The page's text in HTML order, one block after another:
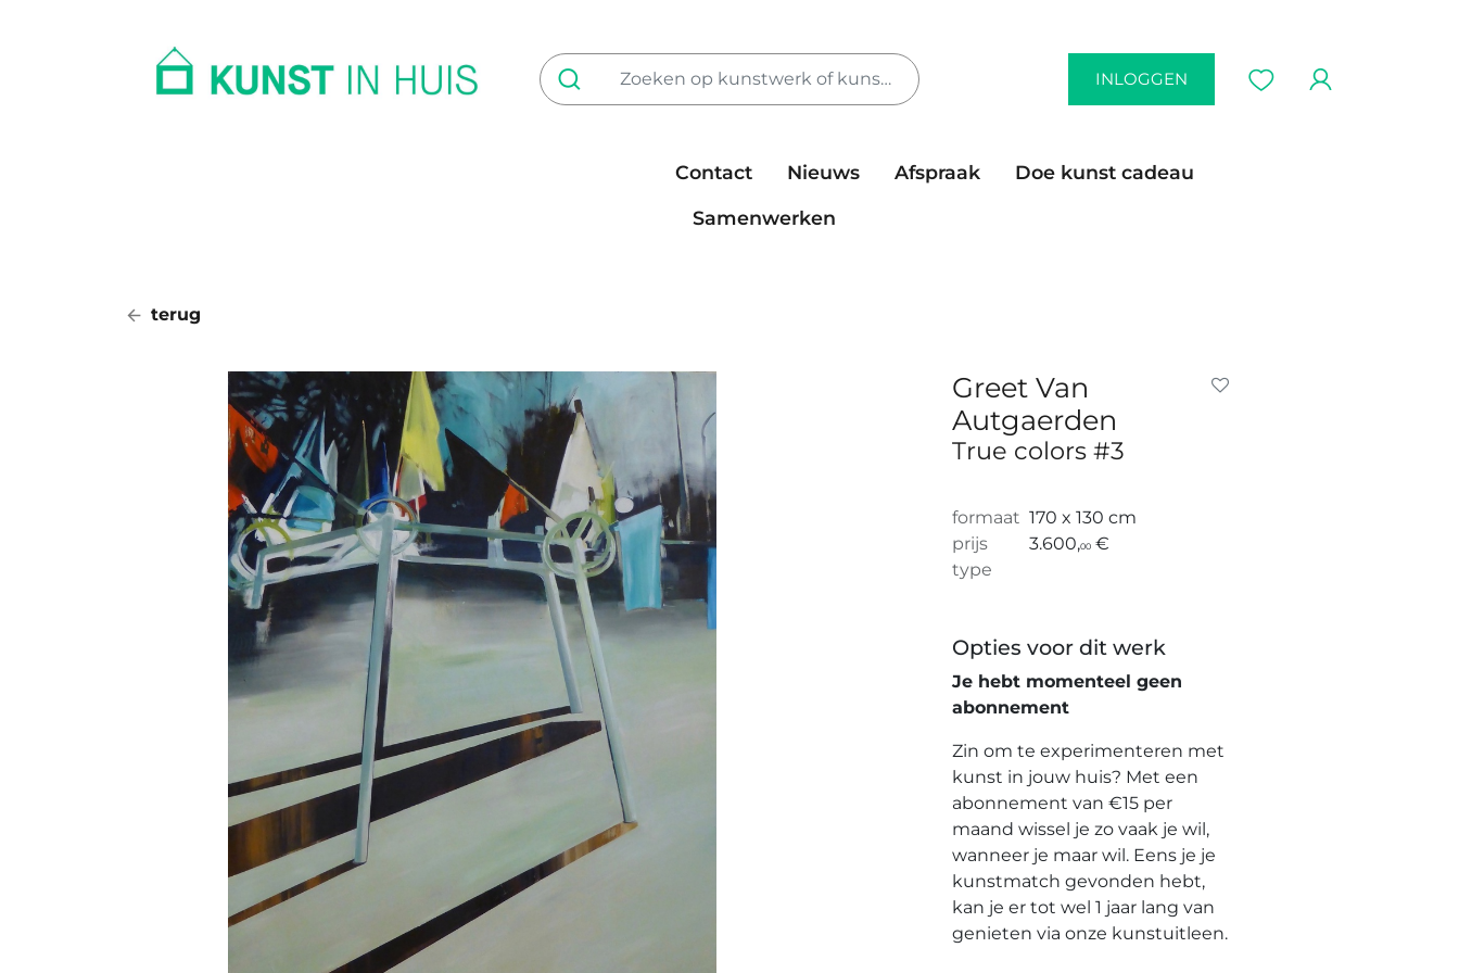
INLOGGEN
Contact Nieuws Afspraak
Doe kunst cadeau
Samenwerken
terug
Greet Van
Autgaerden
True colors #3
formaat 170 x 130 cm
prijs
3.600,00 €
type
Opties voor dit werk
Je hebt momenteel geen
abonnement
Zin om te experimenteren met
kunst in jouw huis? Met een
abonnement van €15 per
maand wissel je zo vaak je wil,
wanneer je maar wil. Eens je je
kunstmatch gevonden hebt,
kan je er tot wel 1 jaar lang van
genieten via onze kunstuitleen.